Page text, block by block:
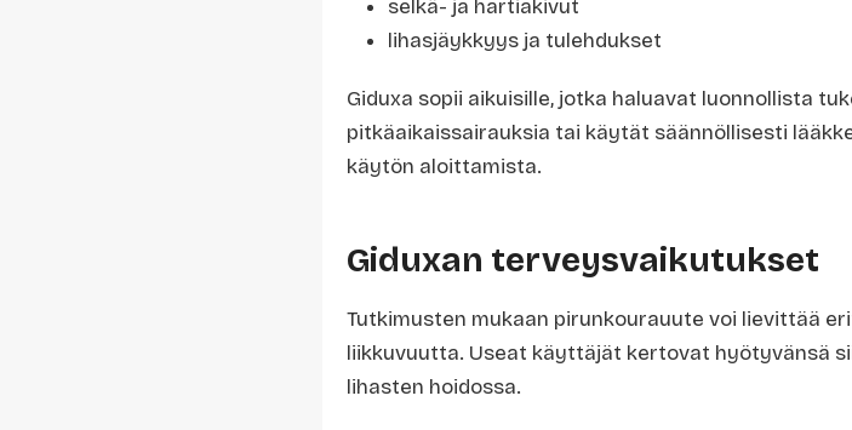
selkä- ja hartiakivut
lihasjäykkyys ja tulehdukset
Giduxa sopii aikuisille, jotka haluavat luonnollista
pitkäaikaissairauksia tai käytät säännöllisesti
käytön aloittamista.
Giduxan terveysvaikutukset
Tutkimusten mukaan pirunkourauute voi lievittää
liikkuvuutta. Useat käyttäjät kertovat hyötyvänsä
lihasten hoidossa.